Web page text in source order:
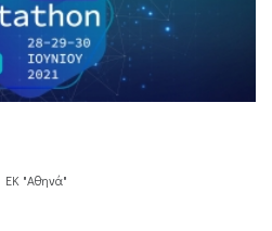
ΕΚ "Αθηνά"